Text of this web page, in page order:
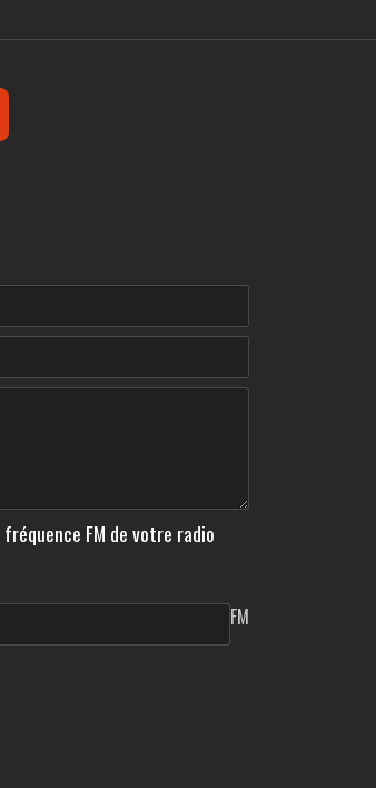
FM de votre radio
FM